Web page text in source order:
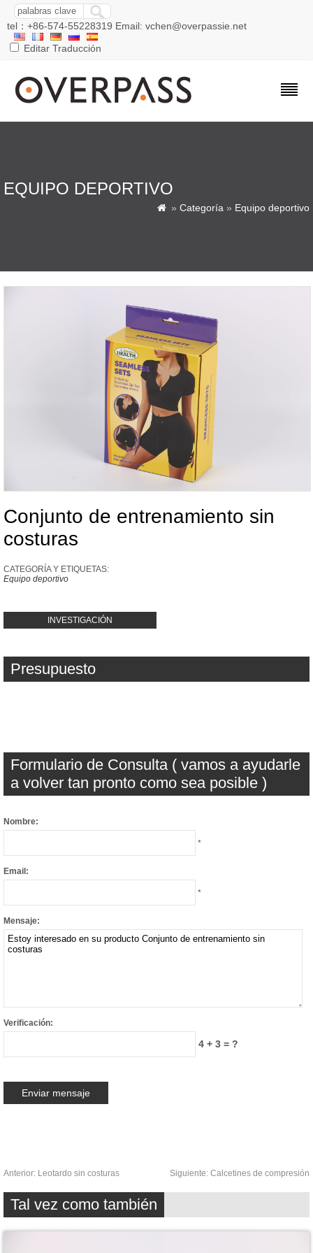
tel：+86-574-55228319 Email: vchen@overpassie.net
Editar Traducción
EQUIPO DEPORTIVO
 » Categoría » Equipo deportivo
Conjunto de entrenamiento sin
costuras
CATEGORÍA Y ETIQUETAS:
Equipo deportivo
INVESTIGACIÓN
Presupuesto
Formulario de Consulta ( vamos a ayudarle
a volver tan pronto como sea posible )
Nombre:
*
Email:
*
Mensaje:
Verificación:
4 + 3 = ?
Anterior: Leotardo sin costuras Siguiente: Calcetines de compresión
Tal vez como también